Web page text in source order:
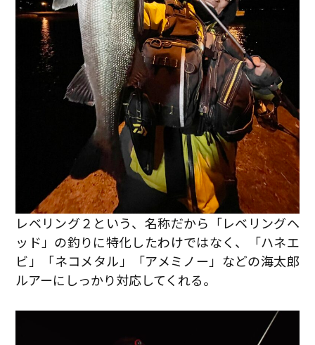
レベリング２という、名称だから「レベリングヘ
ッド」の釣りに特化したわけではなく、「ハネエ
ビ」「ネコメタル」「アメミノー」などの海太郎
ルアーにしっかり対応してくれる。